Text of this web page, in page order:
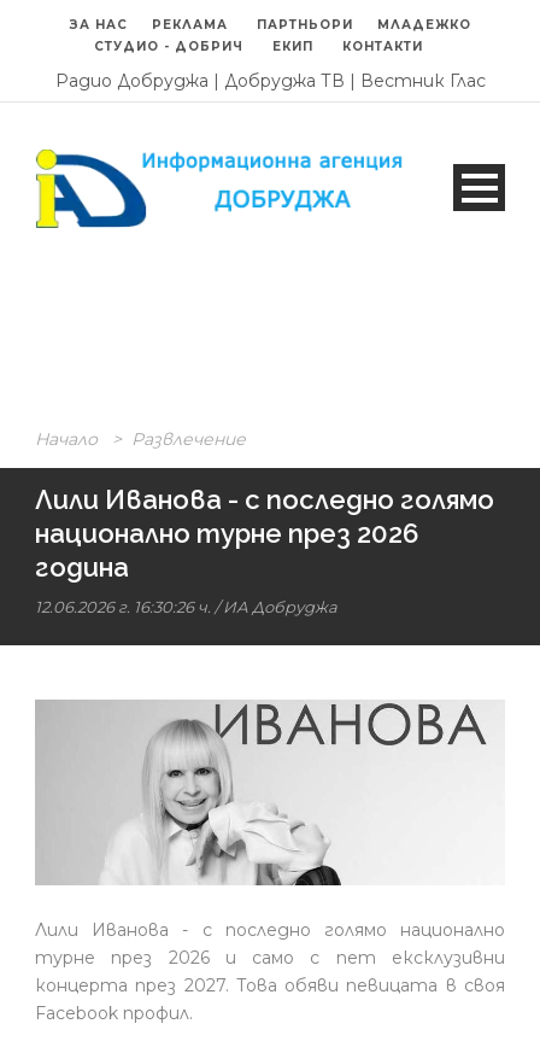
ЗА НАС РЕКЛАМА ПАРТНЬОРИ
МЛАДЕЖКО
СТУДИО - ДОБРИЧ
ЕКИП КОНТАКТИ
Радио Добруджа | Добруджа ТВ | Вестник Глас
Начало > Развлечение
Лили Иванова - с последно голямо
национално турне през 2026
година
12.06.2026 г. 16:30:26 ч. /ИА Добруджа
Лили Иванова - с последно голямо национално
турне през 2026 и само с пет ексклузивни
концерта през 2027. Това обяви певицата в своя
Facebook профил.